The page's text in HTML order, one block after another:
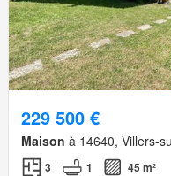
229 500 €
Maison à 14640, Villers-
3 1 45 m²